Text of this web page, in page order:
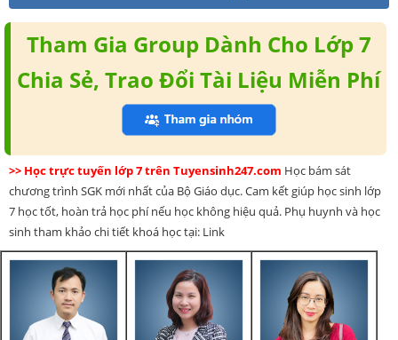
Tham Gia Group Dành Cho Lớp 7
Chia Sẻ, Trao Đổi Tài Liệu Miễn Phí
>> Học trực tuyến lớp 7 trên Tuyensinh247.com Học bám sát
chương trình SGK mới nhất của Bộ Giáo dục. Cam kết giúp học sinh lớp
7 học tốt, hoàn trả học phí nếu học không hiệu quả. Phụ huynh và học
sinh tham khảo chi tiết khoá học tại: Link